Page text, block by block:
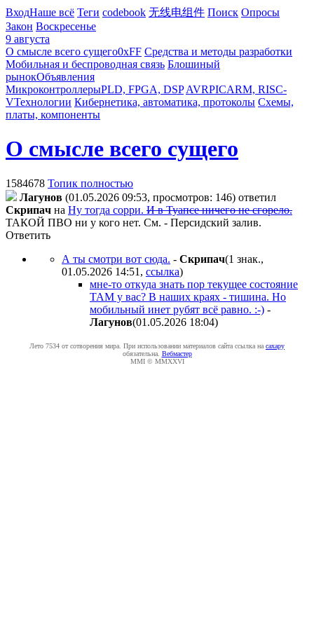
ВходНаше всё Теги codebook 无线电组件 Поиск Опросы
Закон Воскресенье
9 августа
О смысле всего сущего0xFF Средства и методы разработки
Мобильная и беспроводная связь Блошиный
рынокОбъявления
МикроконтроллерыPLD, FPGA, DSP AVRPICARM, RISC-
VТехнологии Кибернетика, автоматика, протоколы Схемы,
платы, компоненты
О смысле всего сущего
1584678 Топик полностью
Лaгyнoв (01.05.2026 09:53, просмотров: 146) ответил
Cкpипaч на Ну тогда сорри. И в Туапсе ничего не сгорело.
ТАКОЙ ПВО ни у кого нет. См. - Персидский залив.
Ответить
А ты смотри вот сюда. - Cкpипaч(1 знак.,
01.05.2026 14:51 , ссылка)
мне-то откуда знать пор текущее состояние
ТАМ у вас? В наших краях - тишина. Но
мобильный инет рубят всё равно. :-) -
Лaгyнoв(01.05.2026 18:04)
Лето 7534 от сотворения мира. При использовании материалов сайта ссылка на caxapу
обязательна. Вебмастер
MMI © MMXXVI